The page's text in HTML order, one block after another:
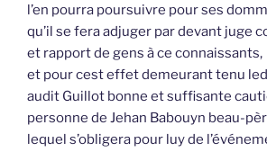
l’en pourra poursuivre pour ses
qu’il se fera adjuger par devant juge
et rapport de gens à ce connaissants,
et pour cest effet demeurant tenu
audit Guillot bonne et suffisante
personne de Jehan Babouyn beau-
lequel s’obligera pour luy de